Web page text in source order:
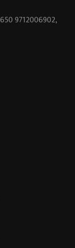
9712006902,